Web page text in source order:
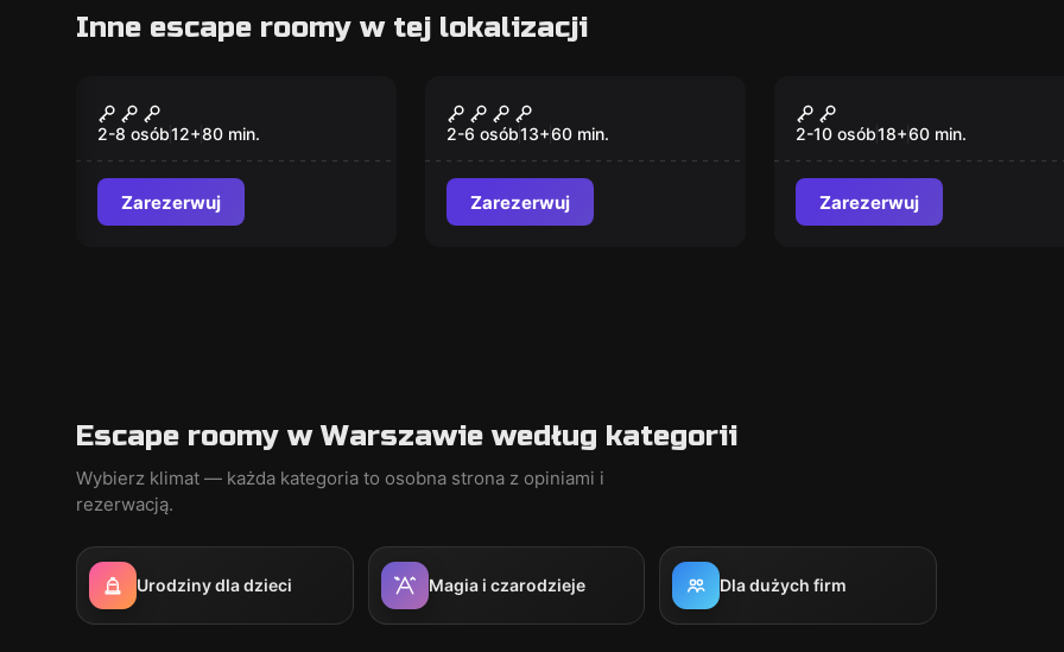
Inne escape roomy w tej lokalizacji
Powstanie
Warszawskie
2-8 osób12+80 min.
Zarezerwuj
Nowy
Warsaw Uprising
2-6 osób13+60 min.
Zarezerwuj
Sex Room
2-10 osób18+60 min.
Zarezerwuj
Escape roomy w Warszawie według kategorii
Wybierz klimat — każda kategoria to osobna strona z opiniami i
rezerwacją.
Urodziny dla dzieci Magia i czarodzieje Dla dużych firm